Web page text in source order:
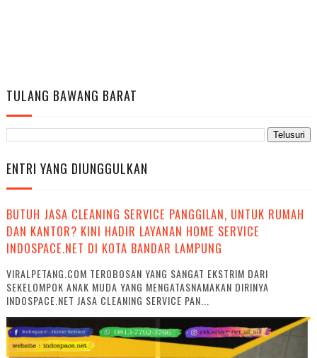
TULANG BAWANG BARAT
ENTRI YANG DIUNGGULKAN
BUTUH JASA CLEANING SERVICE PANGGILAN, UNTUK RUMAH
DAN KANTOR? KINI HADIR LAYANAN HOME SERVICE
INDOSPACE.NET DI KOTA BANDAR LAMPUNG
VIRALPETANG.COM TEROBOSAN YANG SANGAT EKSTRIM DARI
SEKELOMPOK ANAK MUDA YANG MENGATASNAMAKAN DIRINYA
INDOSPACE.NET JASA CLEANING SERVICE PAN...